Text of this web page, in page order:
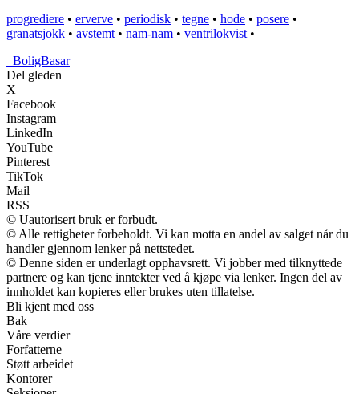
progrediere • erverve • periodisk • tegne • hode • posere •
granatsjokk • avstemt • nam-nam • ventrilokvist •
BoligBasar
Del gleden
X
Facebook
Instagram
LinkedIn
YouTube
Pinterest
TikTok
Mail
RSS
© Uautorisert bruk er forbudt.
© Alle rettigheter forbeholdt. Vi kan motta en andel av salget når du
handler gjennom lenker på nettstedet.
© Denne siden er underlagt opphavsrett. Vi jobber med tilknyttede
partnere og kan tjene inntekter ved å kjøpe via lenker. Ingen del av
innholdet kan kopieres eller brukes uten tillatelse.
Bli kjent med oss
Bak
Våre verdier
Forfatterne
Støtt arbeidet
Kontorer